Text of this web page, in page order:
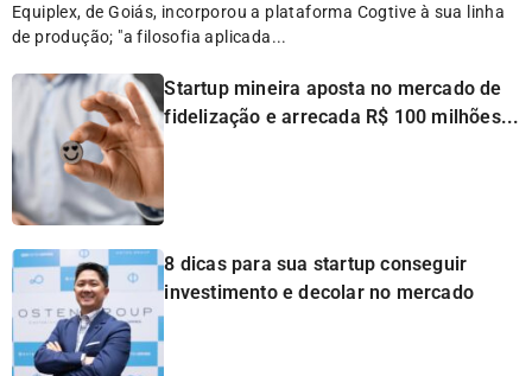
Equiplex, de Goiás, incorporou a plataforma Cogtive à sua linha
de produção; "a filosofia aplicada...
Startup mineira aposta no mercado de
fidelização e arrecada R$ 100 milhões...
8 dicas para sua startup conseguir
investimento e decolar no mercado